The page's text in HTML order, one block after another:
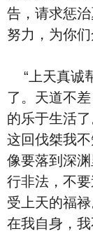
告，请求惩
努力，为你们
“上天真诚
了。天道不
的乐于生活
这回伐桀我
像要落到深
行非法，不
受上天的福
在我自身，